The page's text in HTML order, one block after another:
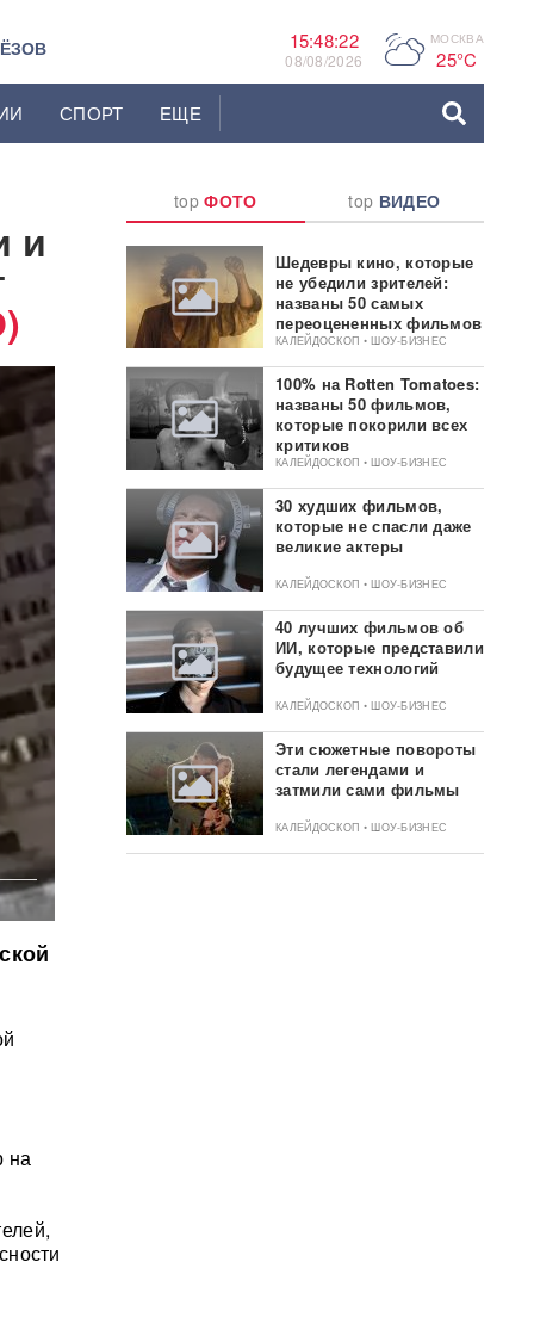
15:48:24
08/08/2026 P МОСКВА
25°C
СПОРТ ЕЩЕ
и
на
topФОТО top ВИДЕО
Шедевры кино, которые
не убедили зрителей:
названы 50 самых
переоцененных фильмов
КАЛЕЙДОСКОП • ШОУ-БИЗНЕС
100% на Rotten Tomatoes:
названы 50 фильмов,
которые покорили всех
критиков
КАЛЕЙДОСКОП • ШОУ-БИЗНЕС
30 худших фильмов,
которые не спасли даже
великие актеры
КАЛЕЙДОСКОП • ШОУ-БИЗНЕС
40 лучших фильмов об
ИИ, которые представили
будущее технологий
КАЛЕЙДОСКОП • ШОУ-БИЗНЕС
Эти сюжетные повороты
стали легендами и
затмили сами фильмы
КАЛЕЙДОСКОП • ШОУ-БИЗНЕС